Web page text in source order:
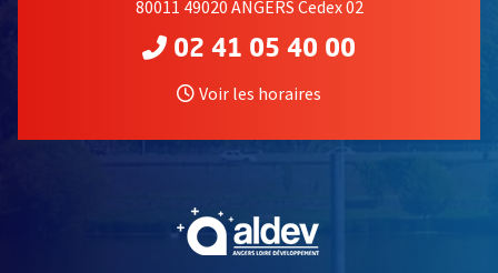
80011 49020 ANGERS Cedex 02
02 41 05 40 00
Voir les horaires